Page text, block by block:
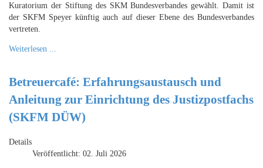
Kuratorium der Stiftung des SKM Bundesverbandes gewählt. Damit ist
der SKFM Speyer künftig auch auf dieser Ebene des Bundesverbandes
vertreten.
Weiterlesen ...
Betreuercafé: Erfahrungsaustausch und
Anleitung zur Einrichtung des Justizpostfachs
(SKFM DÜW)
Details
Veröffentlicht: 02. Juli 2026